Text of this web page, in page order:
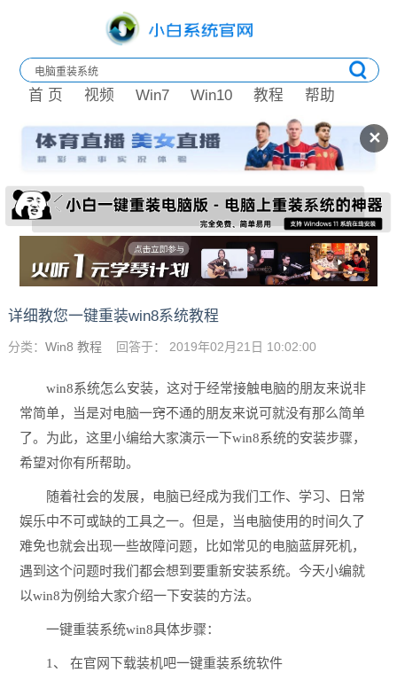
✕
首 页 视频 Win7 Win10 教程 帮助
详细教您一键重装win8系统教程
分类： Win8 教程 回答于： 2019年02月21日 10:02:00
win8系统怎么安装，这对于经常接触电脑的朋友来说非
常简单，当是对电脑一窍不通的朋友来说可就没有那么简单
了。为此，这里小编给大家演示一下win8系统的安装步骤，
希望对你有所帮助。
随着社会的发展，电脑已经成为我们工作、学习、日常
娱乐中不可或缺的工具之一。但是，当电脑使用的时间久了
难免也就会出现一些故障问题，比如常见的电脑蓝屏死机，
遇到这个问题时我们都会想到要重新安装系统。今天小编就
以win8为例给大家介绍一下安装的方法。
一键重装系统win8具体步骤：
1、 在官网下载装机吧一键重装系统软件